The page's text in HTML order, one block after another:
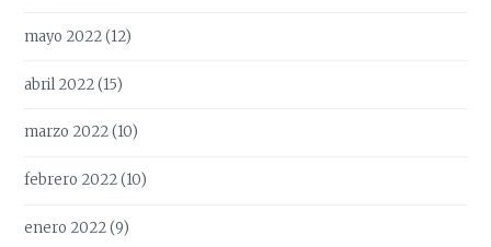
mayo 2022(12)
abril 2022(15)
marzo 2022(10)
febrero 2022(10)
enero 2022(9)